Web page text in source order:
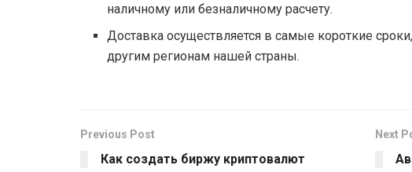
наличному или безналичному расчету.
Доставка осуществляется в самые короткие
другим регионам нашей страны.
Previous Post
Как создать биржу криптовалют
Next